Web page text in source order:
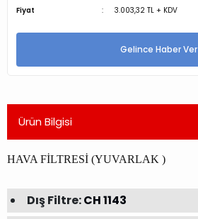
Fiyat 3.003,32 TL + KDV
Gelince Haber Ver
Ürün Bilgisi
HAVA FİLTRESİ (YUVARLAK )
Dış Filtre:CH 1143